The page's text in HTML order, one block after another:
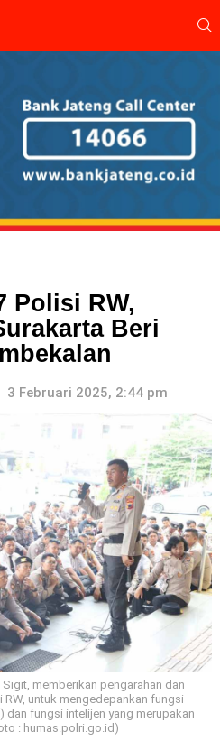
Polisi RW,
Beri
3 Februari 2025, 2:44 pm
memberikan pengarahan dan
untuk mengedepankan fungsi
dan fungsi intelijen yang merupakan
: humas.polri.go.id)